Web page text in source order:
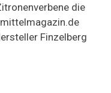
die
Finzelberg